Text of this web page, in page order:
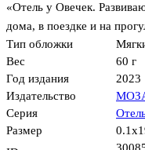
«Отель у Овечек.
дома, в поездке и на
Тип обложки
Вес
60 г
Год издания
2023
Издательство
Серия
Размер